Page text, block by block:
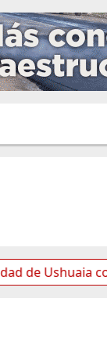
continúa